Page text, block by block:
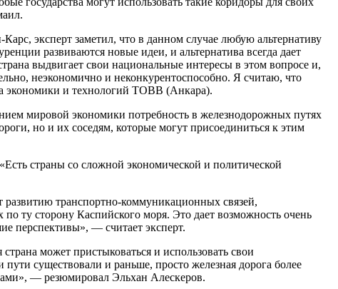
эксперт заметил, что в данном случае любую альтернативу
развиваются новые идеи, и альтернатива всегда дает
выдвигает свои национальные интересы в этом вопросе и,
неэкономично и неконкурентоспособно. Я считаю, что
экономики и технологий TOBB (Анкара).
мировой экономики потребность в железнодорожных путях
но и их соседям, которые могут присоединиться к этим
страны со сложной экономической и политической
развитию транспортно-коммуникационных связей,
ту сторону Каспийского моря. Это дает возможность очень
перспективы», — считает эксперт.
может пристыковаться и использовать свои
существовали и раньше, просто железная дорога более
— резюмировал Эльхан Алескеров.